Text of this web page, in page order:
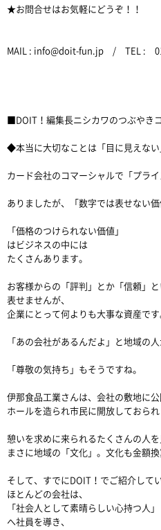
★お問合せはお気軽にどうぞ！！
MAIL : info@doit-fun.jp / TEL :
■DOIT！編集長ニシカワのつぶ
◆本当に大切なことは「目に見えない
カード会社のコマーシャルで「プラ
ありましたが、「数字では表せない価
「価格のつけられない価値」
はビジネスの中には
たくさんあります。
お客様からの「評判」とか「信頼」
表せませんが、
企業にとって何よりも大事な資産です
「あの会社があるんだよ」と地域の
「尊敬の気持ち」もそうですね。
伊那食品工業さんは、会社の敷地に
ホールを造られ市民に開放しておられ
憩いを求めに来られるたくさんの人を
まさに地域の「文化」。文化も金額換
そして、すでにDOIT！でご紹介して
ほとんどの会社は、
「社会人として素晴らしい心持つ人」
へ社員を導き、